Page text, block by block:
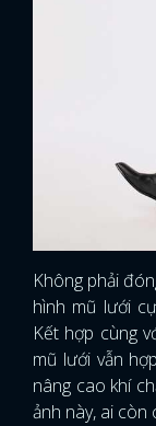
Không phải
hình mũ lưới
Kết hợp cùng
mũ lưới vẫn
nâng cao khí
ảnh này, ai còn